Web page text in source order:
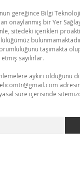
gereğince Bilgi
onaylanmış bir Yer
sitedeki içerikleri
taşımakta
sayılırlar.
aykırı olduğunu
süre içerisinde